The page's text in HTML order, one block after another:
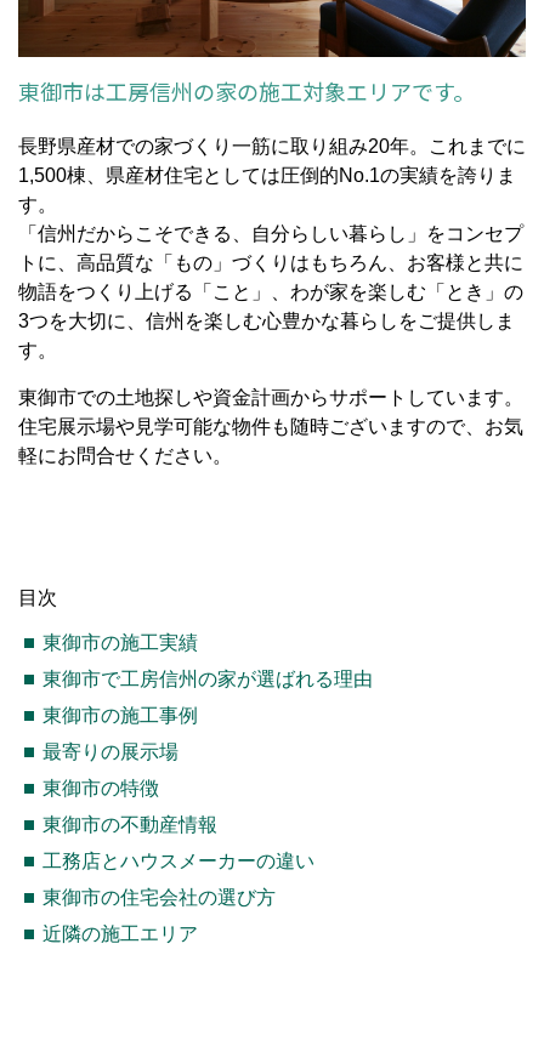
東御市は工房信州の家の施工対象エリアです。
長野県産材での家づくり一筋に取り組み20年。これまでに
1,500棟、県産材住宅としては圧倒的No.1の実績を誇りま
す。
「信州だからこそできる、自分らしい暮らし」をコンセプ
トに、高品質な「もの」づくりはもちろん、お客様と共に
物語をつくり上げる「こと」、わが家を楽しむ「とき」の
3つを大切に、信州を楽しむ心豊かな暮らしをご提供しま
す。
東御市での土地探しや資金計画からサポートしています。
住宅展示場や見学可能な物件も随時ございますので、お気
軽にお問合せください。
目次
東御市の施工実績
東御市で工房信州の家が選ばれる理由
東御市の施工事例
最寄りの展示場
東御市の特徴
東御市の不動産情報
工務店とハウスメーカーの違い
東御市の住宅会社の選び方
近隣の施工エリア